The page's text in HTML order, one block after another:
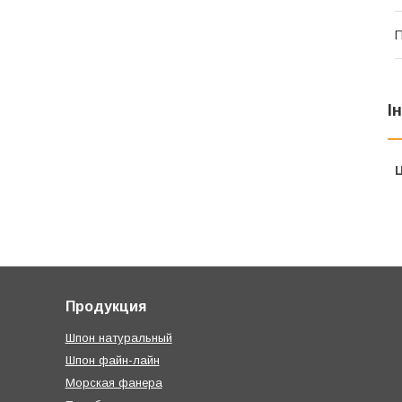
Продукция
Шпон натуральный
Шпон файн-лайн
Морская фанера